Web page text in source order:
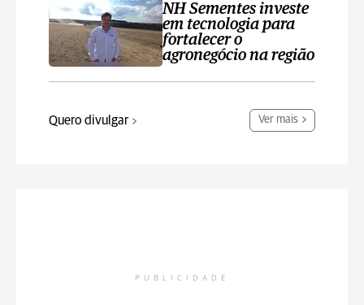
NH Sementes investe
em tecnologia para
fortalecer o
agronegócio na região
Quero divulgar Ver mais
PUBLICIDADE